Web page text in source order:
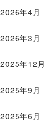
2026年4月
2026年3月
2025年12月
2025年9月
2025年6月